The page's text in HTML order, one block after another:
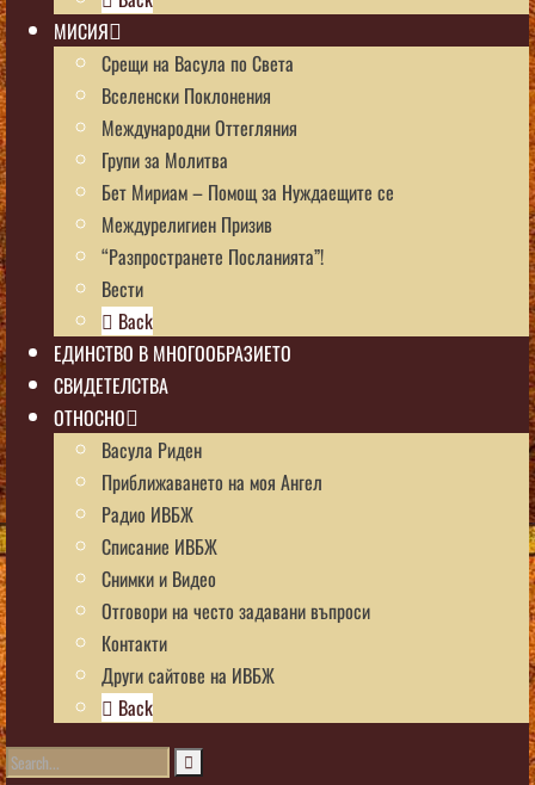
МИСИЯ
Срещи на Васула по Света
Вселенски Поклонения
Международни Оттегляния
Групи за Молитва
Бет Мириам – Помощ за Нуждаещите се
Междурелигиен Призив
“Разпространете Посланията”!
Вести
Back
ЕДИНСТВО В МНОГООБРАЗИЕТО
СВИДЕТЕЛСТВА
ОТНОСНО
Васула Риден
Приближаването на моя Ангел
Радио ИВБЖ
Списание ИВБЖ
Снимки и Видео
Отговори на често задавани въпроси
Контакти
Други сайтове на ИВБЖ
Back